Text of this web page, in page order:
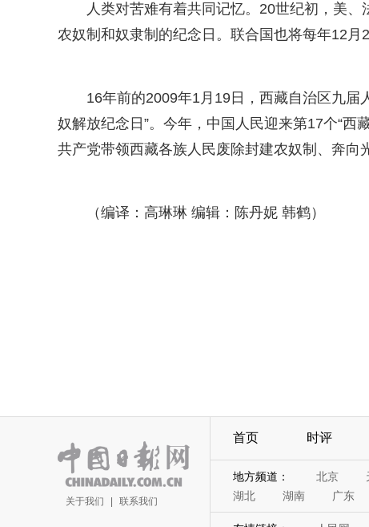
人类对苦难有着共同记忆。20世纪初，美
农奴制和奴隶制的纪念日。联合国也将每年12月2
16年前的2009年1月19日，西藏自治区九届
奴解放纪念日”。今年，中国人民迎来第17个“西
共产党带领西藏各族人民废除封建农奴制、奔向
（编译：高琳琳 编辑：陈丹妮 韩鹤）
关于我们 | 联系我们
首页 时评
地方频道： 北京
湖北
湖南 广东